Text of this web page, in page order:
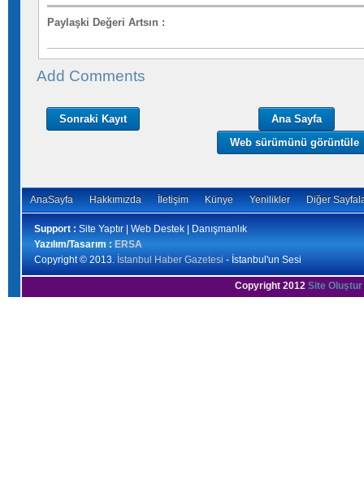
Paylaşki Değeri Artsın :
Add Comments
Sonraki Kayıt
Ana Sayfa
Web sürümünü görüntüle
AnaSayfa Hakkımızda İletişim Künye Yenilikler Diğer
Support : Site Yaptır | Web Destek | Danışmanlık
Yazılım/Tasarım : ERSA
Copyright © 2013. İstanbul Haber Gazetesi - İstanbul'un Sesi
Copyright 2012 Site Oluştur